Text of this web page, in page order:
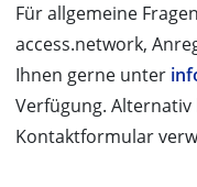
Für allgemeine
access.network,
Ihnen gerne unter
Verfügung.
Kontaktformular